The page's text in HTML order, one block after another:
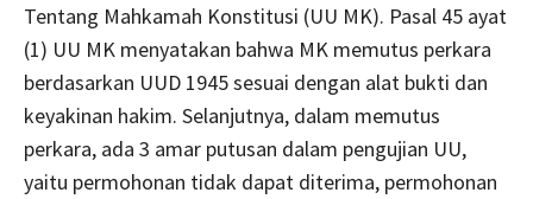
Tentang Mahkamah Konstitusi (UU MK). Pasal 45 ayat
(1) UU MK menyatakan bahwa MK memutus perkara
berdasarkan UUD 1945 sesuai dengan alat bukti dan
keyakinan hakim. Selanjutnya, dalam memutus
perkara, ada 3 amar putusan dalam pengujian UU,
yaitu permohonan tidak dapat diterima, permohonan